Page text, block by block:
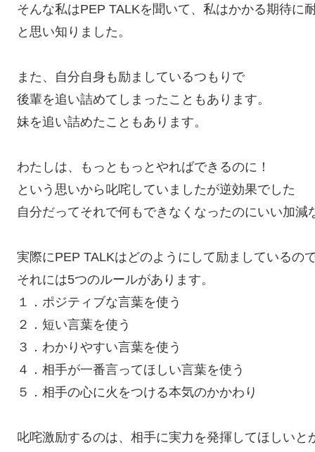
そんな私はPEP TALKを聞いて、私はかかる期待に
と思い知りました。
また、自分自身も励ましているつもりで
後輩を追い詰めてしまったこともあります。
妹を追い詰めたこともあります。
わたしは、もっともっとやればできるのに！
という思いから叱咤していましたが逆効果でした
自分だってそれで何もできなくなったのにいい加減
実際にPEP TALKはどのようにして励ましているの
それには5つのルールがあります。
１．ポジティブな言葉を使う
２．短い言葉を使う
３．わかりやすい言葉を使う
４．相手が一番言ってほしい言葉を使う
５．相手の心に火をつける本気のかかわり
叱咤激励するのは、相手に実力を発揮してほしいと